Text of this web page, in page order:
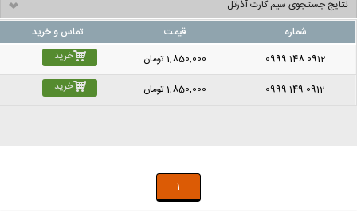
نتایج جستجوی سیم کارت آذرتل
شماره
قیمت
تماس و خرید
0999 148 0912
1,850,000تومان خرید
0999 149 0912
1,850,000تومان خرید
1